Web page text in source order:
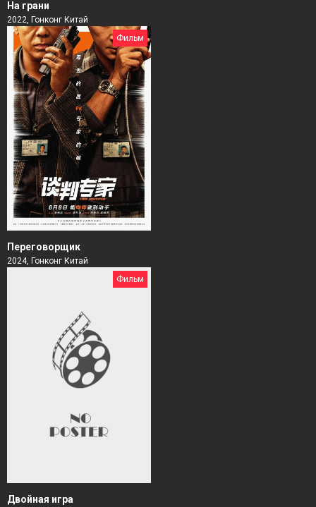
На грани
2022, Гонконг Китай
Фильм
Переговорщик
2024, Гонконг Китай
Фильм
Двойная игра